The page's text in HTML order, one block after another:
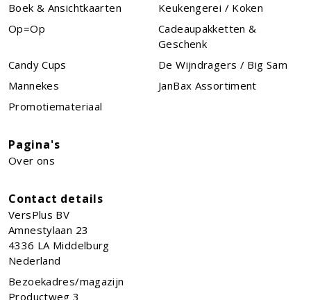
Boek & Ansichtkaarten
Keukengerei / Koken
Op=Op
Cadeaupakketten &
Geschenk
Candy Cups
De Wijndragers / Big Sam
Mannekes
JanBax Assortiment
Promotiemateriaal
Pagina's
Over ons
Contact details
VersPlus BV
Amnestylaan 23
4336 LA Middelburg
Nederland
Bezoekadres/magazijn
Productweg 3